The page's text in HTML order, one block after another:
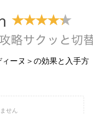
ィーヌ＞の効果と入手方